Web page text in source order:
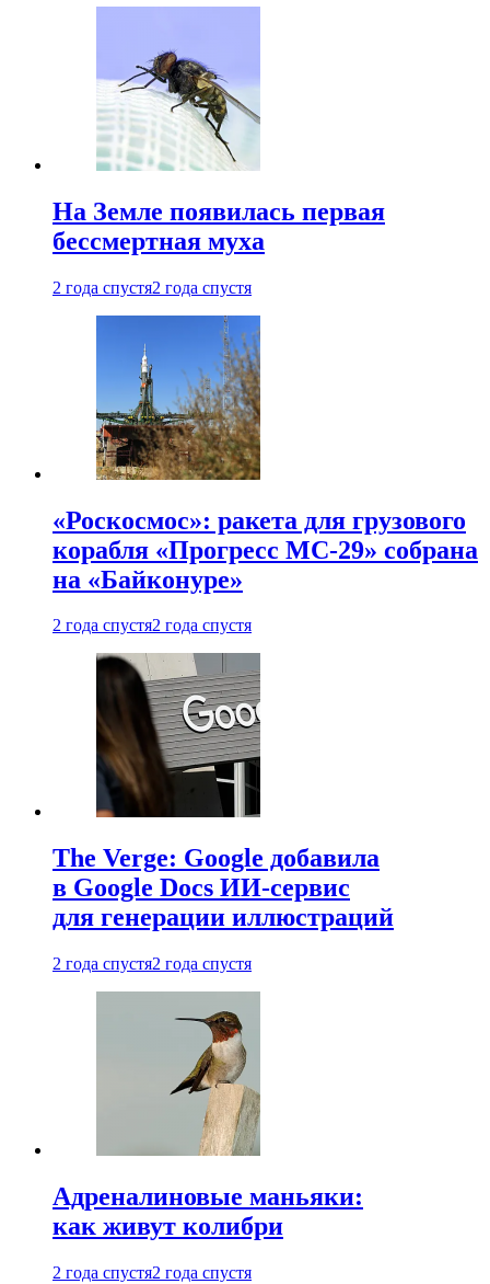
На Земле появилась первая
бессмертная муха
2 года спустя2 года спустя
«Роскосмос»: ракета для грузового
корабля «Прогресс МС-29» собрана
на «Байконуре»
2 года спустя2 года спустя
The Verge: Google добавила
в Google Docs ИИ-сервис
для генерации иллюстраций
2 года спустя2 года спустя
Адреналиновые маньяки:
как живут колибри
2 года спустя2 года спустя